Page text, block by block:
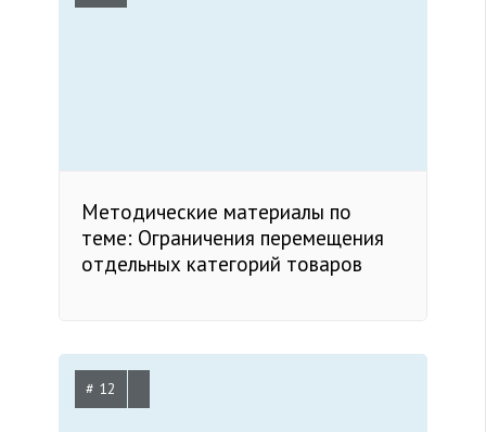
Методические материалы по
теме: Ограничения перемещения
отдельных категорий товаров
# 12